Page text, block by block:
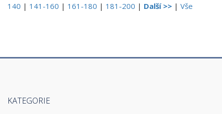
140 | 141-160 | 161-180 | 181-200 | Další >> | Vše
KATEGORIE